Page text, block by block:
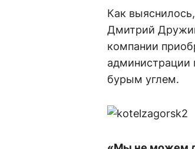
Как
Дмитрий
компании
администрации
бурым углем.